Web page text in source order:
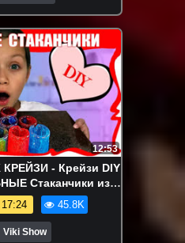
12:53
- Крейзи DIY
Стаканчики из
Challeng / Вики
45.8K
Viki Show